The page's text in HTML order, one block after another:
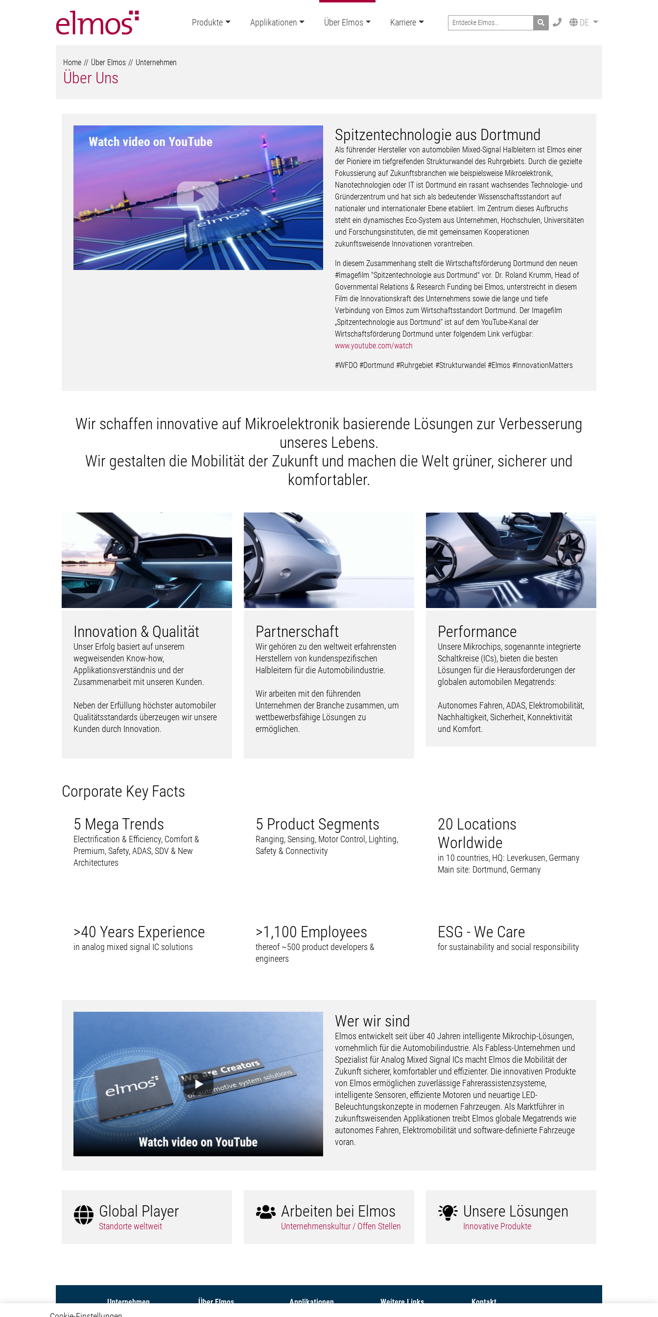
Produkte Applikationen Über Elmos Karriere Search DE
Home Über Elmos Unternehmen
Über Uns
Spitzentechnologie aus Dortmund
Als führender Hersteller von automobilen Mixed-Signal Halbleitern ist Elmos einer
der Pioniere im tiefgreifenden Strukturwandel des Ruhrgebiets. Durch die gezielte
Fokussierung auf Zukunftsbranchen wie beispielsweise Mikroelektronik,
Nanotechnologien oder IT ist Dortmund ein rasant wachsendes Technologie- und
Gründerzentrum und hat sich als bedeutender Wissenschaftsstandort auf
nationaler und internationaler Ebene etabliert. Im Zentrum dieses Aufbruchs
steht ein dynamisches Eco-System aus Unternehmen, Hochschulen, Universitäten
und Forschungsinstituten, die mit gemeinsamen Kooperationen
zukunftsweisende Innovationen vorantreiben.
In diesem Zusammenhang stellt die Wirtschaftsförderung Dortmund den neuen
#Imagefilm "Spitzentechnologie aus Dortmund" vor. Dr. Roland Krumm, Head of
Governmental Relations & Research Funding bei Elmos, unterstreicht in diesem
Film die Innovationskraft des Unternehmens sowie die lange und tiefe
Verbindung von Elmos zum Wirtschaftsstandort Dortmund. Der Imagefilm
„Spitzentechnologie aus Dortmund“ ist auf dem YouTube-Kanal der
Wirtschaftsförderung Dortmund unter folgendem Link verfügbar:
www.youtube.com/watch
#WFDO #Dortmund #Ruhrgebiet #Strukturwandel #Elmos #InnovationMatters
Wir schaffen innovative auf Mikroelektronik basierende Lösungen zur Verbesserung
unseres Lebens.
Wir gestalten die Mobilität der Zukunft und machen die Welt grüner, sicherer und
komfortabler.
Innovation & Qualität
Unser Erfolg basiert auf unserem
wegweisenden Know-how,
Applikationsverständnis und der
Zusammenarbeit mit unseren Kunden.
Neben der Erfüllung höchster automobiler
Qualitätsstandards überzeugen wir unsere
Kunden durch Innovation.
Partnerschaft
Wir gehören zu den weltweit erfahrensten
Herstellern von kundenspezifischen
Halbleitern für die Automobilindustrie.
Wir arbeiten mit den führenden
Unternehmen der Branche zusammen, um
wettbewerbsfähige Lösungen zu
ermöglichen.
Performance
Unsere Mikrochips, sogenannte integrierte
Schaltkreise (ICs), bieten die besten
Lösungen für die Herausforderungen der
globalen automobilen Megatrends:
Autonomes Fahren, ADAS, Elektromobilität,
Nachhaltigkeit, Sicherheit, Konnektivität
und Komfort.
Corporate Key Facts
5 Mega Trends
Electrification & Efficiency, Comfort &
Premium, Safety, ADAS, SDV & New
Architectures
5 Product Segments
Ranging, Sensing, Motor Control, Lighting,
Safety & Connectivity
20 Locations
Worldwide
in 10 countries, HQ: Leverkusen, Germany
Main site: Dortmund, Germany
>40 Years Experience
in analog mixed signal IC solutions
>1,100 Employees
thereof ~500 product developers &
engineers
ESG - We Care
for sustainability and social responsibility
Wer wir sind
Elmos entwickelt seit über 40 Jahren intelligente Mikrochip-Lösungen,
vornehmlich für die Automobilindustrie. Als Fabless-Unternehmen und
Spezialist für Analog Mixed Signal ICs macht Elmos die Mobilität der
Zukunft sicherer, komfortabler und effizienter. Die innovativen Produkte
von Elmos ermöglichen zuverlässige Fahrerassistenzsysteme,
intelligente Sensoren, effiziente Motoren und neuartige LED-
Beleuchtungskonzepte in modernen Fahrzeugen. Als Marktführer in
zukunftsweisenden Applikationen treibt Elmos globale Megatrends wie
autonomes Fahren, Elektromobilität und software-definierte Fahrzeuge
voran.
Global Player
Standorte weltweit
Arbeiten bei Elmos
Unternehmenskultur / Offen Stellen
Unsere Lösungen
Innovative Produkte
Unternehmen Über Elmos Applikationen Weitere Links Kontakt